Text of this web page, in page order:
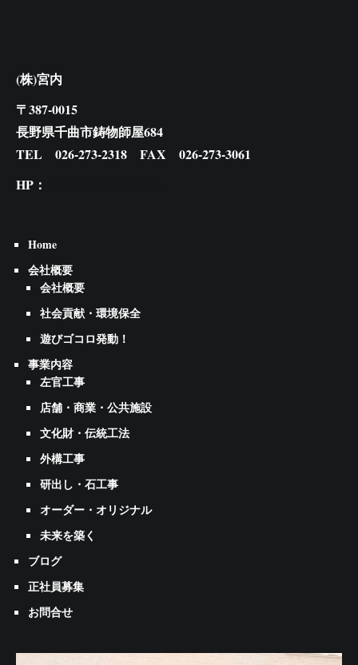
(株)宮内
〒387-0015
長野県千曲市鋳物師屋684
TEL 026-273-2318 FAX 026-273-3061
HP：
Home
会社概要
会社概要
社会貢献・環境保全
遊びゴコロ発動！
事業内容
左官工事
店舗・商業・公共施設
文化財・伝統工法
外構工事
研出し・石工事
オーダー・オリジナル
未来を築く
ブログ
正社員募集
お問合せ